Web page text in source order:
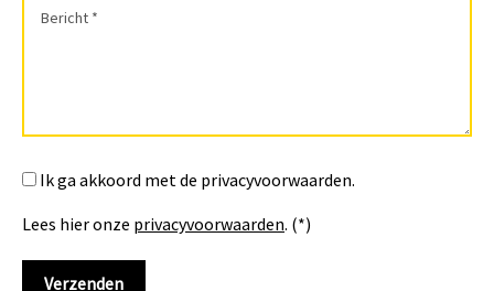
Ik ga akkoord met de privacyvoorwaarden.
Lees hier onze privacyvoorwaarden. (*)